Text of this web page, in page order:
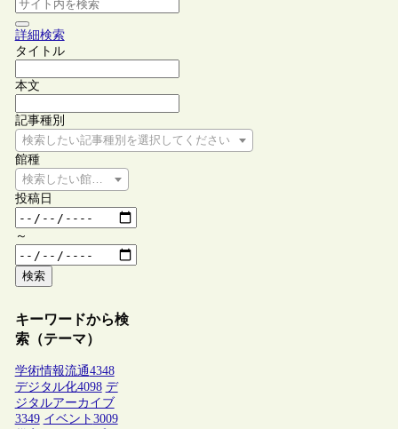
詳細検索
タイトル
本文
記事種別
検索したい記事種別を選択してください
館種
検索したい館種を選択してください
投稿日
～
検索
キーワードから検
索（テーマ）
学術情報流通4348
デジタル化4098 デ
ジタルアーカイブ
3349 イベント 3009